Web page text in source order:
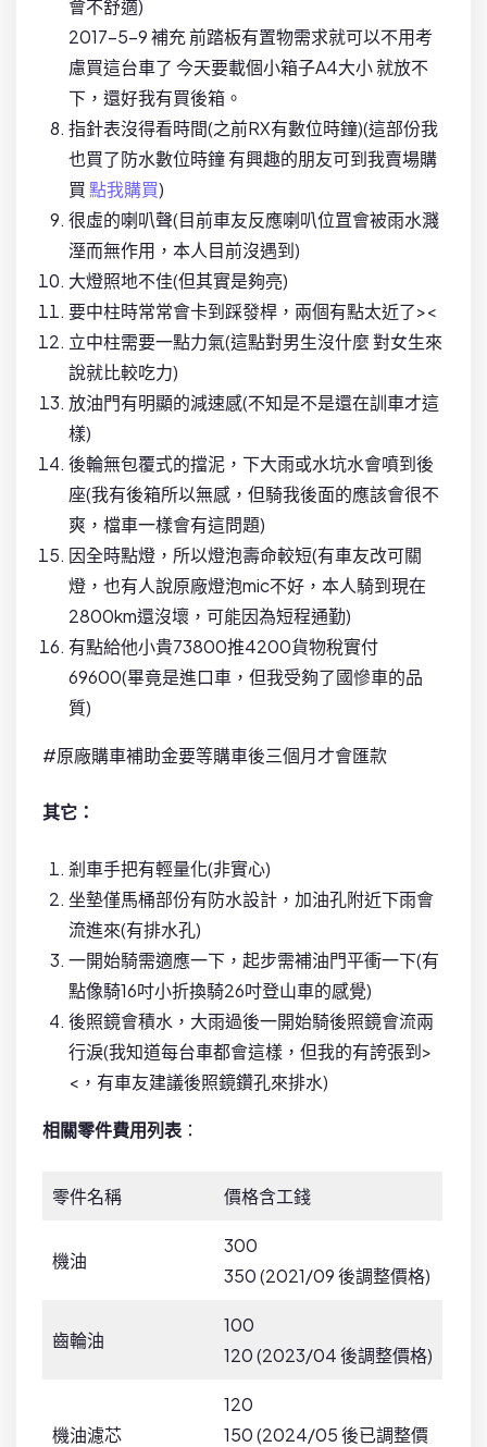
會不舒適)
2017-5-9 補充 前踏板有置物需求就可以不用考
慮買這台車了 今天要載個小箱子A4大小 就放不
下，還好我有買後箱。
指針表沒得看時間(之前RX有數位時鐘)(這部份我
也買了防水數位時鐘 有興趣的朋友可到我賣場購
買點我購買)
很虛的喇叭聲(目前車友反應喇叭位罝會被雨水濺
溼而無作用，本人目前沒遇到)
大燈照地不佳(但其實是夠亮)
要中柱時常常會卡到踩發桿，兩個有點太近了><
立中柱需要一點力氣(這點對男生沒什麼 對女生來
說就比較吃力)
放油門有明顯的減速感(不知是不是還在訓車才這
樣)
後輪無包覆式的擋泥，下大雨或水坑水會噴到後
座(我有後箱所以無感，但騎我後面的應該會很不
爽，檔車一樣會有這問題)
因全時點燈，所以燈泡壽命較短(有車友改可關
燈，也有人說原廠燈泡mic不好，本人騎到現在
2800km還沒壞，可能因為短程通勤)
有點給他小貴73800推4200貨物稅實付
69600(畢竟是進口車，但我受夠了國慘車的品
質)
#原廠購車補助金要等購車後三個月才會匯款
其它：
剎車手把有輕量化(非實心)
坐墊僅馬桶部份有防水設計，加油孔附近下雨會
流進來(有排水孔)
一開始騎需適應一下，起步需補油門平衝一下(有
點像騎16吋小折換騎26吋登山車的感覺)
後照鏡會積水，大雨過後一開始騎後照鏡會流兩
行淚(我知道每台車都會這樣，但我的有誇張到>
<，有車友建議後照鏡鑽孔來排水)
相關零件費用列表 ：
零件名稱 價格含工錢
機油
300
350 (2021/09 後調整價格)
齒輪油
100
120 (2023/04 後調整價格)
機油濾芯
120
150 (2024/05 後已調整價